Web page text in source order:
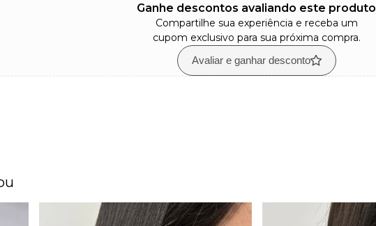
Ganhe descontos avaliando este produto
Compartilhe sua experiência e receba um
cupom exclusivo para sua próxima compra.
Avaliar e ganhar desconto